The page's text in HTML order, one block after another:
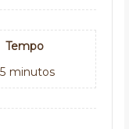
Tempo
minutos